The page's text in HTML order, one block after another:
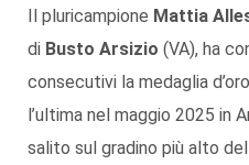
Il pluricampione Mattia
di Busto Arsizio (VA), ha
consecutivi la medaglia
l’ultima nel maggio 2025 in
salito sul gradino più alto